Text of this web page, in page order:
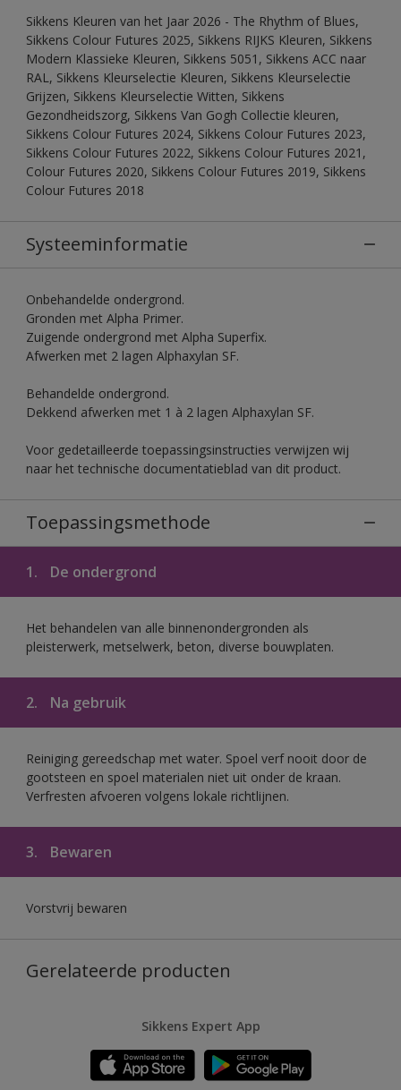
Sikkens Kleuren van het Jaar 2026 - The Rhythm of Blues,
Sikkens Colour Futures 2025, Sikkens RIJKS Kleuren, Sikkens
Modern Klassieke Kleuren, Sikkens 5051, Sikkens ACC naar
RAL, Sikkens Kleurselectie Kleuren, Sikkens Kleurselectie
Grijzen, Sikkens Kleurselectie Witten, Sikkens
Gezondheidszorg, Sikkens Van Gogh Collectie kleuren,
Sikkens Colour Futures 2024, Sikkens Colour Futures 2023,
Sikkens Colour Futures 2022, Sikkens Colour Futures 2021,
Colour Futures 2020, Sikkens Colour Futures 2019, Sikkens
Colour Futures 2018
Systeeminformatie
Onbehandelde ondergrond.
Gronden met Alpha Primer.
Zuigende ondergrond met Alpha Superfix.
Afwerken met 2 lagen Alphaxylan SF.
Behandelde ondergrond.
Dekkend afwerken met 1 à 2 lagen Alphaxylan SF.
Voor gedetailleerde toepassingsinstructies verwijzen wij
naar het technische documentatieblad van dit product.
Toepassingsmethode
1. De ondergrond
Het behandelen van alle binnenondergronden als
pleisterwerk, metselwerk, beton, diverse bouwplaten.
2. Na gebruik
Reiniging gereedschap met water. Spoel verf nooit door de
gootsteen en spoel materialen niet uit onder de kraan.
Verfresten afvoeren volgens lokale richtlijnen.
3. Bewaren
Vorstvrij bewaren
Gerelateerde producten
Sikkens Expert App